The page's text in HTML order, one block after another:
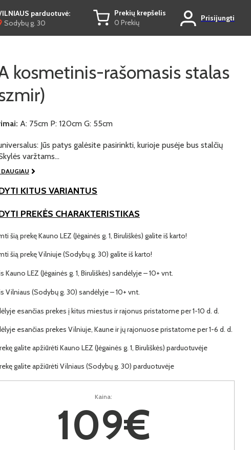
parduotuvė:
Sodybų g. 30
Prekių krepšelis
0 Prekių
Prisijungti
kosmetinis-rašomasis stalas
A: 75cm P: 120cm G: 55cm
Jūs patys galėsite pasirinkti, kurioje pusėje bus stalčių
varžtams…
KITUS VARIANTUS
PREKĖS CHARAKTERISTIKAS
šią prekę Kauno LEZ (Jėgainės g. 1, Biruliškės) galite iš karto!
šią prekę Vilniuje (Sodybų g. 30) galite iš karto!
Kauno LEZ (Jėgainės g. 1, Biruliškės) sandėlyje – 10+ vnt.
Vilniaus (Sodybų g. 30) sandėlyje – 10+ vnt.
esančias prekes į kitus miestus ir rajonus pristatome per 1-10 d. d.
esančias prekes Vilniuje, Kaune ir jų rajonuose pristatome per 1-6 d. d.
galite apžiūrėti Kauno LEZ (Jėgainės g. 1, Biruliškės) parduotuvėje
galite apžiūrėti Vilniaus (Sodybų g. 30) parduotuvėje
Kaina:
109€